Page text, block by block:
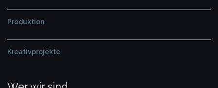
Produktion
Kreativprojekte